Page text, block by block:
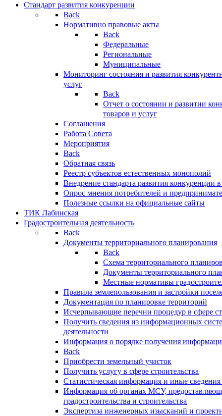
Стандарт развития конкуренции
Back
Нормативно правовые акты
Back
Федеральные
Региональные
Муниципальные
Мониторинг состояния и развития
услуг
Back
Отчет о состоянии и развитии
товаров и услуг
Соглашения
Работа Совета
Мероприятия
Back
Обратная связь
Реестр субъектов естественных монополий
Внедрение стандарта развития конкуренции
Опрос мнения потребителей и
Полезные ссылки на официальные сайты
ТИК Лабинская
Градостроительная деятельность
Back
Документы территориального планирования
Back
Схема территориального
Документы территориального
Местные нормативы
Правила землепользования и застройки
Документация по планировке территорий
Исчерпывающие перечни процедур в сфере
Получить сведения из информационных
деятельности
Информация о порядке получения
Back
Приобрести земельный участок
Получить услугу в сфере строительства
Статистическая информация и иные сведения
Информация об органах МСУ,
градостроительства и строительства
Экспертиза инженерных изысканий и